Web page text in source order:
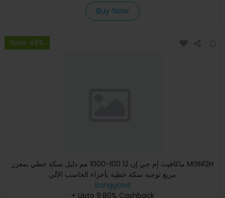
Buy Now
Save 48%
ماكافيت إم جي إن 12 100-1000 مم دليل سكة خطي بمعزز MGN12H
مربع توجيه سكة خطية بأجزاء الحاسب الآلي
Banggood
+ Upto 9.80% Cashback